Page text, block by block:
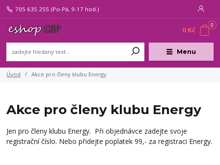
Menu
705 635 255 (Po-Pá, 9-17 hod.)
0
0 Kč
Úvod Akce pro členy klubu Energy
Akce pro členy klubu Energy
Jen pro členy klubu Energy. Při objednávce zadejte svoje
registrační číslo. Nebo přidejte poplatek 99,- za registraci Energy.